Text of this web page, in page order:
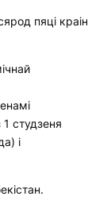
пяці краін
студзеня
і